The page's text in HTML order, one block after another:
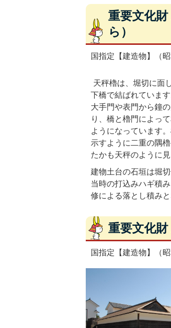
重要文化
ら）
国指定【建造物】（
天秤櫓は、堀切に面
下橋で結ばれていま
大手門や表門から鐘
り、橋と櫓門によっ
ようになっています
示すように二重の隅
たかも天秤のように見
建物土台の石垣は堀
当時の打込みハギ積
修による落とし積みと
重要文化
国指定【建造物】（